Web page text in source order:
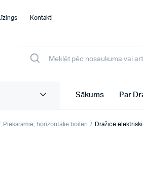
Līzings Kontakti
Sākums Par
Piekaramie, horizontālie boileri Dražice